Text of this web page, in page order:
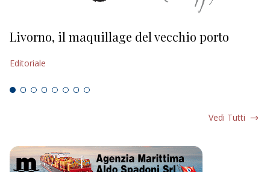
Livorno, il maquillage del vecchio porto
Editoriale
Vedi Tutti